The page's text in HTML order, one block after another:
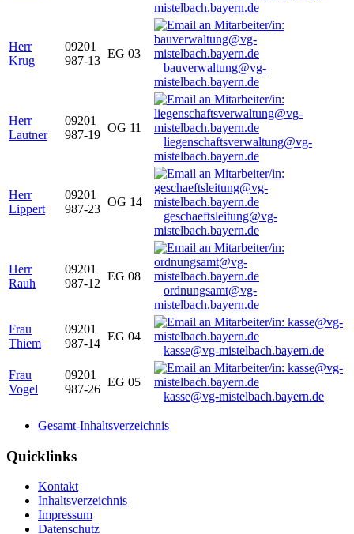
mistelbach.bayern.de
Herr
Krug
09201
987-13
EG 03
bauverwaltung@vg-
mistelbach.bayern.de
Herr
Lautner
09201
987-19
OG 11
liegenschaftsverwaltung@vg-
mistelbach.bayern.de
Herr
Lippert
09201
987-23
OG 14
geschaeftsleitung@vg-
mistelbach.bayern.de
Herr
Rauh
09201
987-12
EG 08
ordnungsamt@vg-
mistelbach.bayern.de
Frau
Thiem
09201
987-14
EG 04
kasse@vg-mistelbach.bayern.de
Frau
Vogel
09201
987-26
EG 05
kasse@vg-mistelbach.bayern.de
Gesamt-Inhaltsverzeichnis
Quicklinks
Kontakt
Inhaltsverzeichnis
Impressum
Datenschutz